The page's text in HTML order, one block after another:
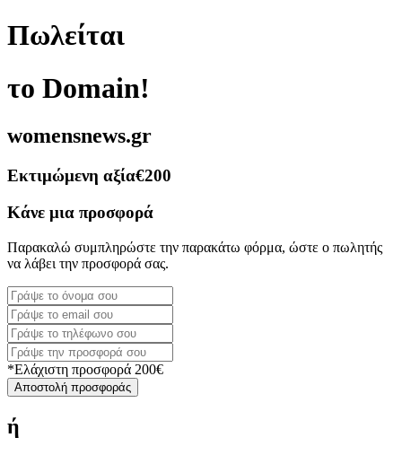
Πωλείται
το Domain!
womensnews.gr
Εκτιμώμενη αξία€200
Κάνε μια προσφορά
Παρακαλώ συμπληρώστε την παρακάτω φόρμα, ώστε ο πωλητής
να λάβει την προσφορά σας.
*Ελάχιστη προσφορά 200€
Αποστολή προσφοράς
ή